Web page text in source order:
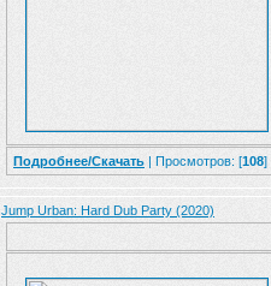
Подробнее/Скачать | Просмотров: [108]
Jump Urban: Hard Dub Party (2020)